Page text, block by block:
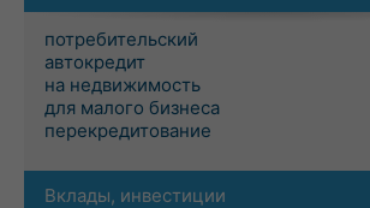
потребительский
автокредит
на недвижимость
для малого бизнеса
перекредитование
Вклады, инвестиции